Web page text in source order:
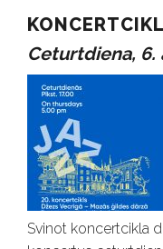
m
i
Ceturtdiena, 6.
Svinot koncertcikla